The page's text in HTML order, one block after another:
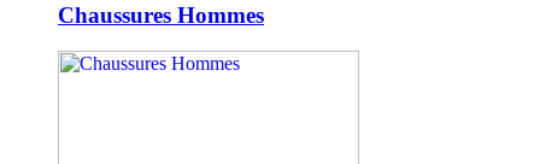
Chaussures Hommes